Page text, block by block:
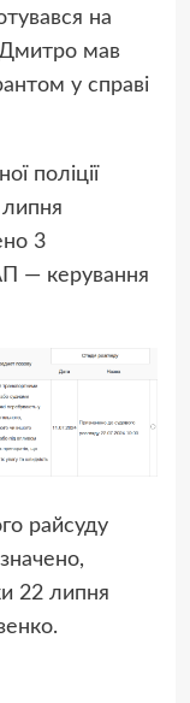
на
Дмитро мав
у справі
поліції
3
— керування
райсуду
22 липня